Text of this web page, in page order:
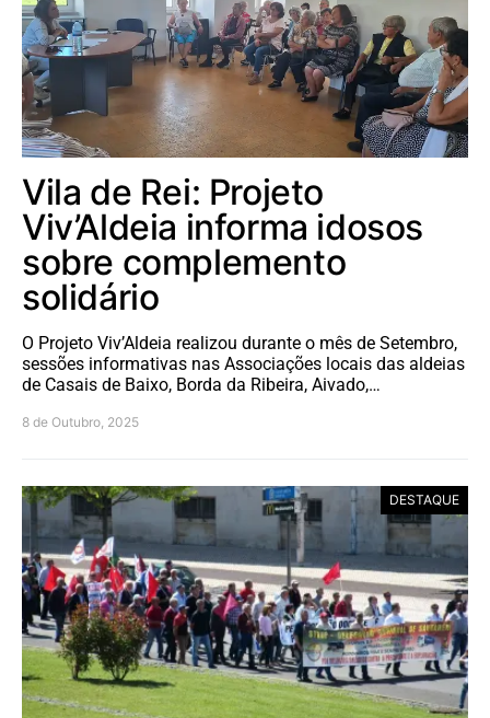
Vila de Rei: Projeto
Viv’Aldeia informa idosos
sobre complemento
solidário
O Projeto Viv’Aldeia realizou durante o mês de Setembro,
sessões informativas nas Associações locais das aldeias
de Casais de Baixo, Borda da Ribeira, Aivado,…
8 de Outubro, 2025
DESTAQUE